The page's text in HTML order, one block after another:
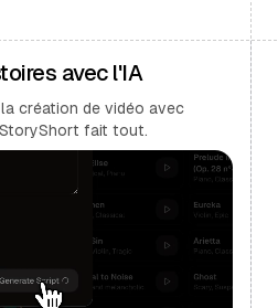
avec l'IA
création de vidéo avec
fait tout.